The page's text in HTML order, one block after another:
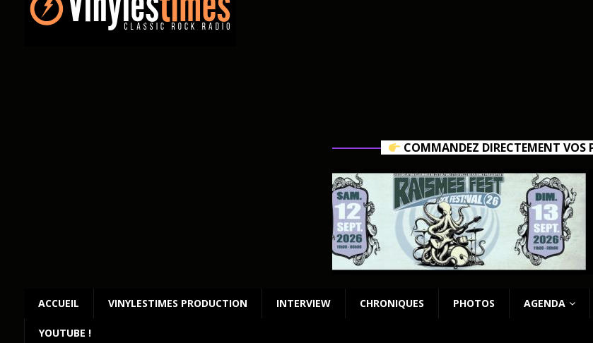
COMMANDEZ DIRECTEMENT VOS
ACCUEIL VINYLESTIMES PRODUCTION INTERVIEW CHRONIQUES PHOTOS AGENDA
YOUTUBE !